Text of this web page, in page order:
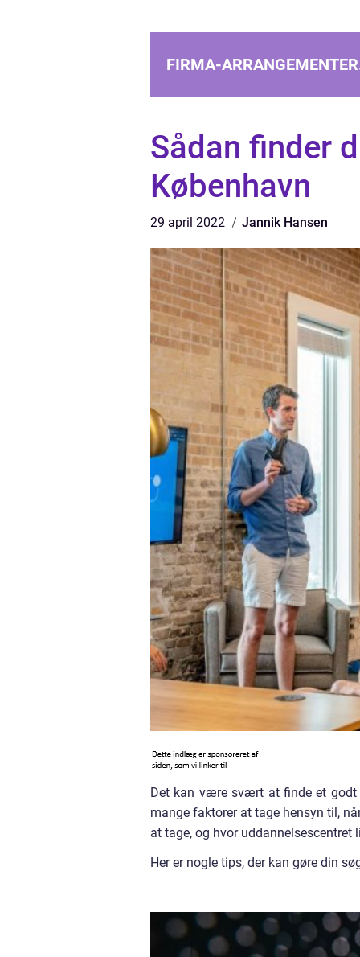
FIRMA-
Sådan finder
København
29 april 2022 Jannik Hansen
Det kan være svært at finde et godt
mange faktorer at tage hensyn til,
at tage, og hvor uddannelsescentret
Her er nogle tips, der kan gøre din